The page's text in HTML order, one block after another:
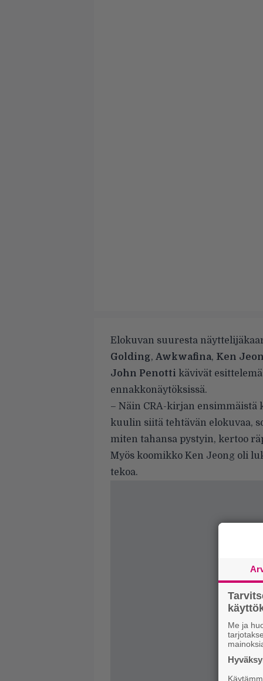
Elokuvan suuresta
Golding, Awkwafina, Ken
John Penotti kävivät
ennakkonäytöksissä.
– Näin CRA-kirjan ensimmäistä
kuulin siitä tehtävän elokuvaa,
miten tahansa pystyin, kertoo
Myös koomikko Ken Jeong oli
tekoa.
Me ja